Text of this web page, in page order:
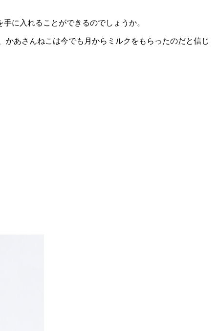
に入れることができるのでしょうか。
あさんねこは今でも月からミルクをもらったのだと信じ